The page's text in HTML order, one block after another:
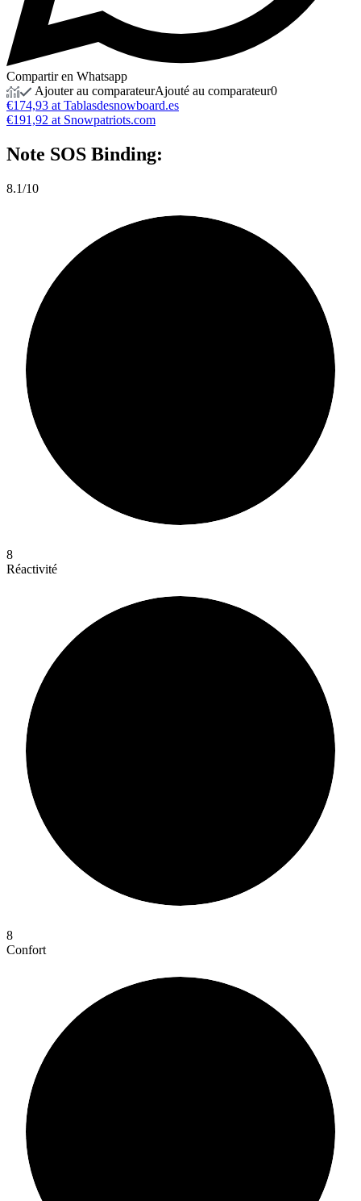
Compartir en Whatsapp
Ajouter au comparateurAjouté au comparateur0
€174,93 at Tablasdesnowboard.es
€191,92 at Snowpatriots.com
Note SOS Binding:
8.1/10
8
Réactivité
8
Confort